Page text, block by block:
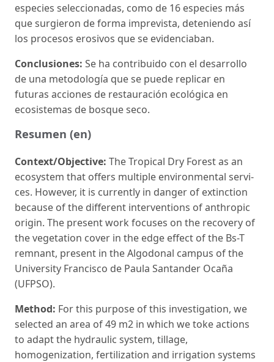
espe­cies seleccionadas, como de 16 especies más
que surgieron de forma imprevista, deteniendo así
los procesos erosivos que se evidenciaban.
Conclusiones: Se ha contribuido con el desarrollo
de una metodología que se puede replicar en
futuras acciones de restauración ecológica en
ecosistemas de bosque seco.
Resumen (en)
Context/Objective: The Tropical Dry Forest as an
ecosystem that offers multiple environmental servi­
ces. However, it is currently in danger of extinction
because of the different interventions of anthropic
origin. The present work focuses on the recovery of
the vegetation cover in the edge effect of the Bs-T
remnant, present in the Algodonal campus of the
University Francisco de Paula Santander Ocaña
(UFPSO).
Method: For this purpose of this investigation, we
se­lected an area of 49 m2 in which we toke actions
to adapt the hydraulic system, tillage,
homogenization, fertilization and irrigation systems